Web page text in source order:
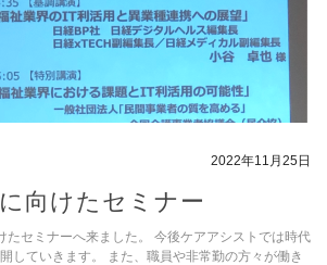
2022年11月25日
向けたセミナー
たセミナーへ来ました。 今後ケアアシストでは時代
していきます。 また、職員や非常勤の方々が働き